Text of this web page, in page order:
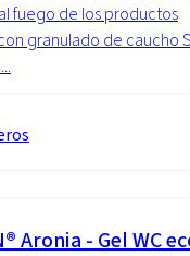
fuego de los productos
granulado de caucho
Aronia - Gel WC